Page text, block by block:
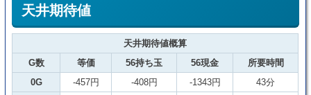
天井期待値
天井期待値概算
G数
等価 56持ち玉 56現金
所要時間
0G
-457円 -408円 -1343円
43分